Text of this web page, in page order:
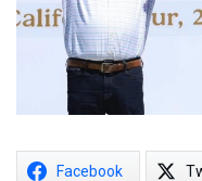
Facebook